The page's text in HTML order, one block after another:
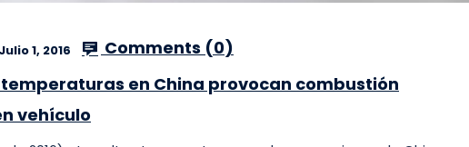
Julio 1, 2016 Comments (0)
en China provocan combustión
vehículo